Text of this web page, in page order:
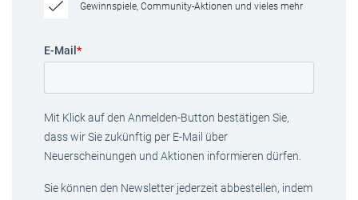
Gewinnspiele, Community-Aktionen und vieles mehr
E-Mail *
Mit Klick auf den Anmelden-Button bestätigen Sie,
dass wir Sie zukünftig per E-Mail über
Neuerscheinungen und Aktionen informieren dürfen.
Sie können den Newsletter jederzeit abbestellen, indem